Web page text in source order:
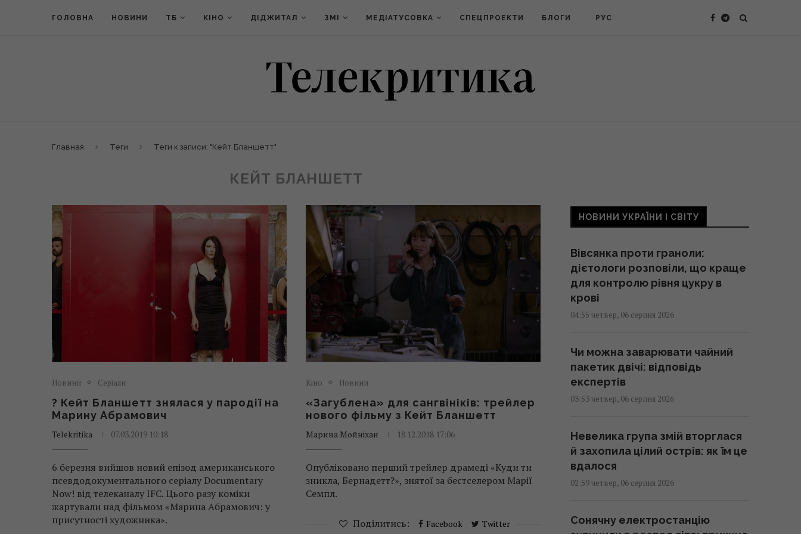
ГОЛОВНА НОВИНИ ТБ КІНО ДІДЖИТАЛ ЗМІ МЕДІАТУСОВКА СПЕЦПРОЕКТИ БЛОГИ РУС
Главная Теги Теги к записи: "Кейт Бланшетт"
КЕЙТ БЛАНШЕТТ
Новини Серіали
? Кейт Бланшетт знялася у пародії на
Марину Абрамович
Telekritika 07.03.2019 10:18
6 березня вийшов новий епізод американського
псевдодокументального серіалу Documentary
Now! від телеканалу IFC. Цього разу коміки
жартували над фільмом «Марина Абрамович: у
присутності художника».
Кіно Новини
«Загублена» для сангвініків: трейлер
нового фільму з Кейт Бланшетт
Марина Мойніхан 18.12.2018 17:06
Опубліковано перший трейлер драмеді «Куди ти
зникла, Бернадетт?», знятої за бестселером Марії
Семпл.
Поділитись: Facebook Twitter
НОВИНИ УКРАЇНИ І СВІТУ
Вівсянка проти граноли:
дієтологи розповіли, що краще
для контролю рівня цукру в
крові
04:55 четвер, 06 серпня 2026
Чи можна заварювати чайний
пакетик двічі: відповідь
експертів
03:53 четвер, 06 серпня 2026
Невелика група змій вторглася
й захопила цілий острів: як їм це
вдалося
02:59 четвер, 06 серпня 2026
Сонячну електростанцію